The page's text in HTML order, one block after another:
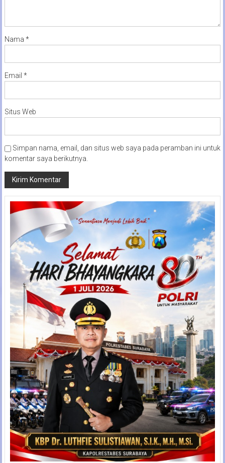
Nama *
Email *
Situs Web
Simpan nama, email, dan situs web saya pada peramban ini untuk
komentar saya berikutnya.